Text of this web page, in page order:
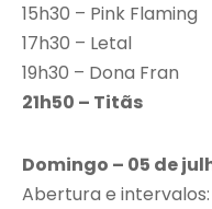
15h30 – Pink Flaming
17h30 – Letal
19h30 – Dona Fran
21h50 – Titãs
Domingo – 05 de
Abertura e intervalos: